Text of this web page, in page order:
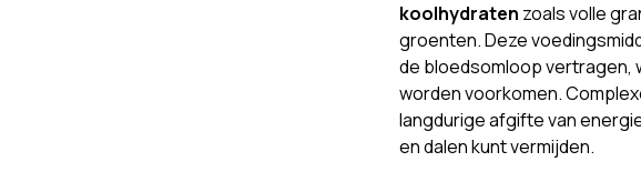
koolhydraten zoals volle
groenten. Deze
de bloedsomloop vertragen,
worden voorkomen.
langdurige afgifte van
en dalen kunt vermijden.